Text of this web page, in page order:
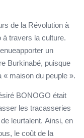
de la Révolution à
à travers la culture.
un
Burkinabé, puisque
« maison du peuple ».
BONOGO était
les tracasseries
leurtalent. Ainsi, en
le coût de la